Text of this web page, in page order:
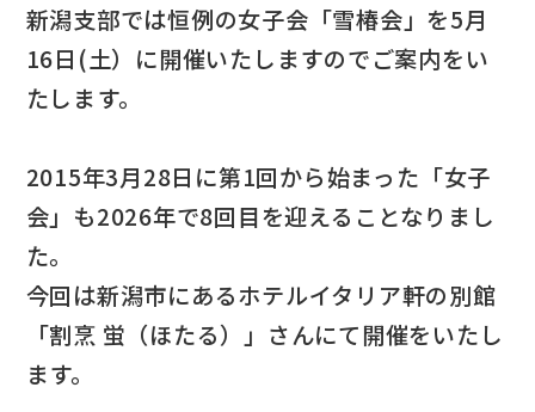
新潟支部では恒例の女子会「雪椿会」を5月
16日(土）に開催いたしますのでご案内をい
たします。
2015年3月28日に第1回から始まった「女子
会」も2026年で8回目を迎えることなりまし
た。
今回は新潟市にあるホテルイタリア軒の別館
「割烹 蛍（ほたる）」さんにて開催をいたし
ます。